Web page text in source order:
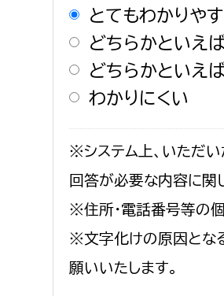
とてもわかりや
どちらかといえ
どちらかといえ
わかりにくい
※システム上、いただい
回答が必要な内容に関
※住所・電話番号等の
※文字化けの原因とな
願いいたします。